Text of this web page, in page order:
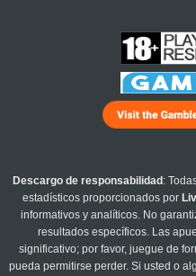
Descargo de responsabilidad :
estadísticos proporcionados por
informativos y analíticos. No
resultados específicos. Las
significativo; por favor, juegue de
pueda permitirse perder. Si usted o